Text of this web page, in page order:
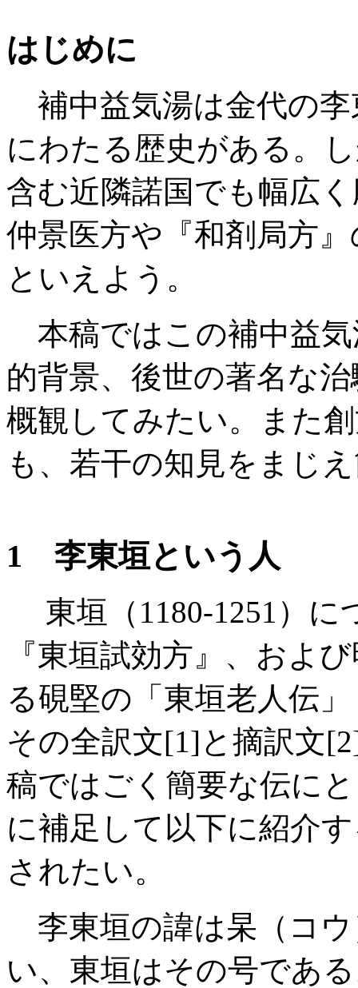
はじめに
補中益気湯は金代の李
にわたる歴史がある。
含む近隣諾国でも幅広
仲景医方や『和剤局方
といえよう。
本稿ではこの補中益
的背景、後世の著名な
概観してみたい。また
も、若干の知見をまじ
1 李東垣という人
東垣（1180-1251）に
『東垣試効方』、およ
る硯堅の「東垣老人伝
その全訳文[1]と摘訳文
稿ではごく簡要な伝に
に補足して以下に紹介
されたい。
李東垣の諱は杲（コ
い、東垣はその号であ